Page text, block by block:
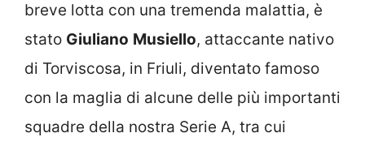
breve lotta con una tremenda malattia, è
stato Giuliano Musiello, attaccante nativo
di Torviscosa, in Friuli, diventato famoso
con la maglia di alcune delle più importanti
squadre della nostra Serie A, tra cui